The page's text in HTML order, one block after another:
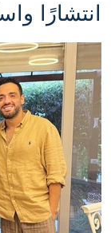
انتشارًا